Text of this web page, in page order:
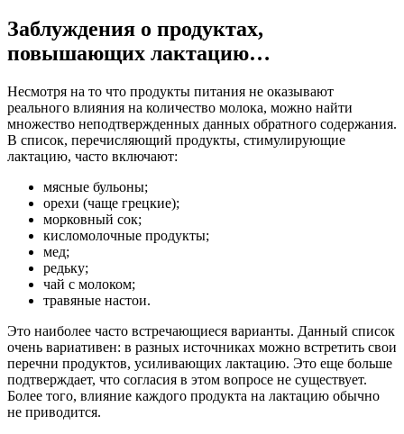
Заблуждения о продуктах,
повышающих лактацию…
Несмотря на то что продукты питания не оказывают
реального влияния на количество молока, можно найти
множество неподтвержденных данных обратного содержания.
В список, перечисляющий продукты, стимулирующие
лактацию, часто включают:
мясные бульоны;
орехи (чаще грецкие);
морковный сок;
кисломолочные продукты;
мед;
редьку;
чай с молоком;
травяные настои.
Это наиболее часто встречающиеся варианты. Данный список
очень вариативен: в разных источниках можно встретить свои
перечни продуктов, усиливающих лактацию. Это еще больше
подтверждает, что согласия в этом вопросе не существует.
Более того, влияние каждого продукта на лактацию обычно
не приводится.